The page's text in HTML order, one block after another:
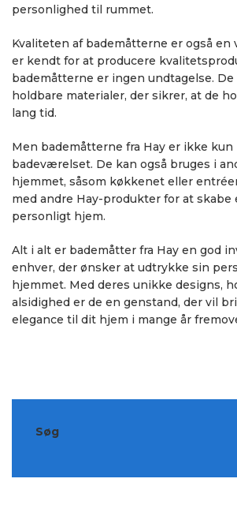
personlighed til rummet.
Kvaliteten af bademåtterne er også en
er kendt for at producere
bademåtterne er ingen undtagelse. De
holdbare materialer, der sikrer, at de
lang tid.
Men bademåtterne fra Hay er ikke
badeværelset. De kan også bruges i
hjemmet, såsom køkkenet eller
med andre Hay-produkter for at skabe
personligt hjem.
Alt i alt er bademåtter fra Hay en god
enhver, der ønsker at udtrykke sin
hjemmet. Med deres unikke designs,
alsidighed er de en genstand, der vil
elegance til dit hjem i mange år
Søg